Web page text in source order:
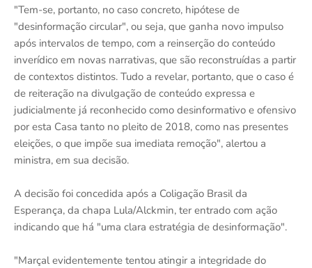
"Tem-se, portanto, no caso concreto, hipótese de
"desinformação circular", ou seja, que ganha novo impulso
após intervalos de tempo, com a reinserção do conteúdo
inverídico em novas narrativas, que são reconstruídas a partir
de contextos distintos. Tudo a revelar, portanto, que o caso é
de reiteração na divulgação de conteúdo expressa e
judicialmente já reconhecido como desinformativo e ofensivo
por esta Casa tanto no pleito de 2018, como nas presentes
eleições, o que impõe sua imediata remoção", alertou a
ministra, em sua decisão.
A decisão foi concedida após a Coligação Brasil da
Esperança, da chapa Lula/Alckmin, ter entrado com ação
indicando que há "uma clara estratégia de desinformação".
"Marçal evidentemente tentou atingir a integridade do